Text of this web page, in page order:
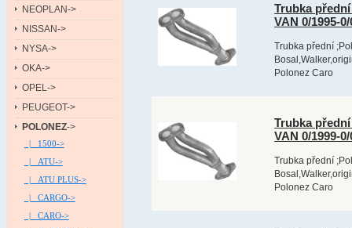
NEOPLAN->
NISSAN->
NYSA->
OKA->
OPEL->
PEUGEOT->
POLONEZ->
|_ 1500->
|_ ATU->
|_ ATU PLUS->
|_ CARGO->
|_ CARO->
Trubka
VAN 0/1995-
Trubka přední
Polonez Caro
Trubka
VAN 0/1999-
Trubka přední
Polonez Caro